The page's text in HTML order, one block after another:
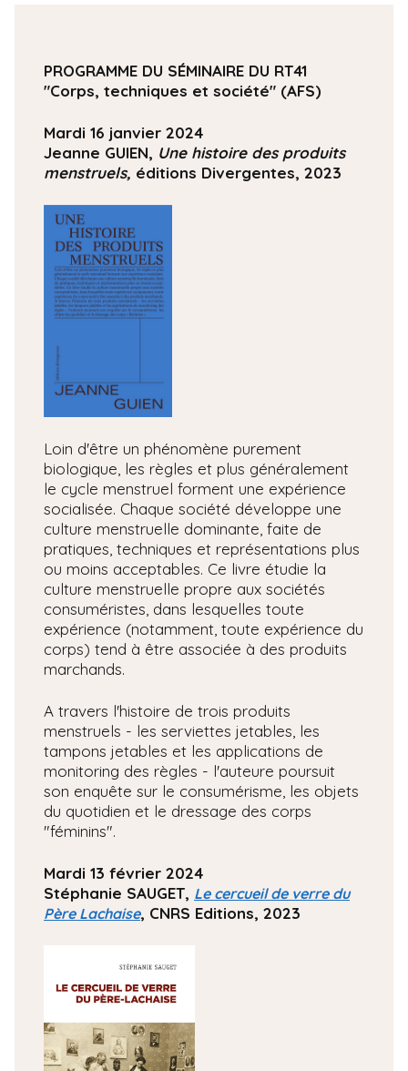
PROGRAMME DU SÉMINAIRE DU RT41
"Corps, techniques et société" (AFS)
Mardi 16 janvier 2024
Jeanne GUIEN, Une histoire des produits
menstruels, éditions Divergentes, 2023
Loin d'être un phénomène purement
biologique, les règles et plus généralement
le cycle menstruel forment une expérience
socialisée. Chaque société développe une
culture menstruelle dominante, faite de
pratiques, techniques et représentations plus
ou moins acceptables. Ce livre étudie la
culture menstruelle propre aux sociétés
consuméristes, dans lesquelles toute
expérience (notamment, toute expérience du
corps) tend à être associée à des produits
marchands.
A travers l'histoire de trois produits
menstruels - les serviettes jetables, les
tampons jetables et les applications de
monitoring des règles - l'auteure poursuit
son enquête sur le consumérisme, les objets
du quotidien et le dressage des corps
"féminins".
Mardi 13 février 2024
Stéphanie SAUGET, Le cercueil de verre du
Père Lachaise, CNRS Editions, 2023